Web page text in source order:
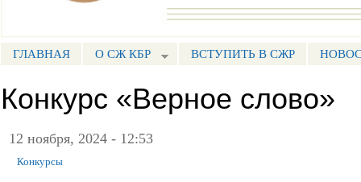
ГЛАВНОЕ МЕНЮ
ГЛАВНАЯ О СЖ КБР ВСТУПИТЬ В СЖР
Конкурс «Верное слово»
12 ноября, 2024 - 12:53
Конкурсы